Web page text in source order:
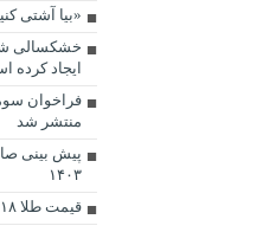
«بیا آشتی
خشکسالی
ایجاد کرده
فراخوان
منتشر شد
۱۴۰۳
قیمت طلا ۱۸ عیار امروز ۲۱ آبان اعلام شد + جدول